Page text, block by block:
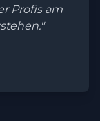
Profis am